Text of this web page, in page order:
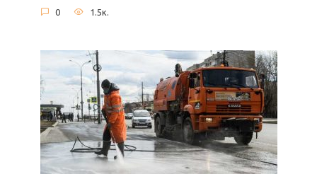
0 1.5к.